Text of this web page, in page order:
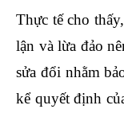
Thực tế cho
lận và lừa đảo
sửa đổi nhằm
kể quyết định